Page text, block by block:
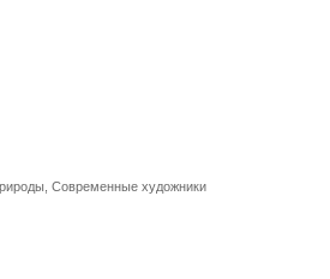
Современные художники